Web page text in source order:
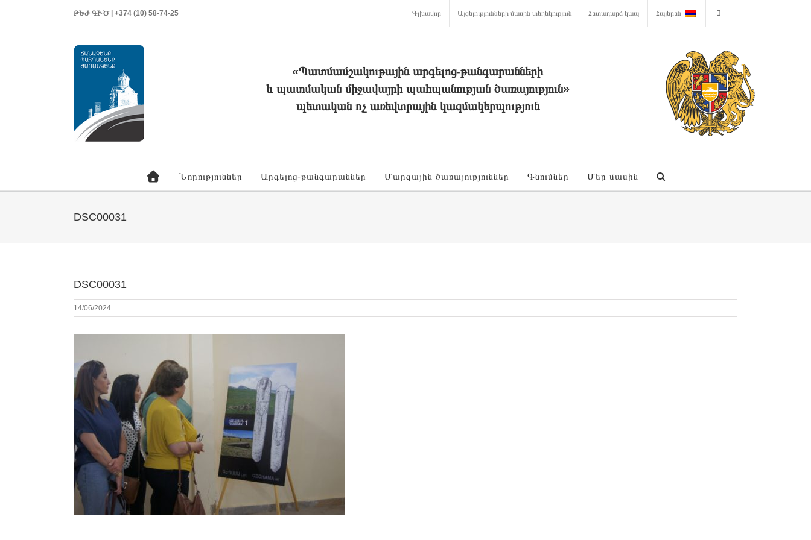
ԹԵԺ ԳԻԾ | +374 (10) 58-74-25 Գլխավոր Այցելությունների մասին տեղեկություն Հետադարձ կապ Հայերեն
«Պատմամշակութային արգելոց-թանգարանների
և պատմական միջավայրի պահպանության ծառայություն»
պետական ոչ առեվտրային կազմակերպություն
Նորություններ Արգելոց-թանգարաններ Մարզային ծառայություններ Գնումներ Մեր մասին
DSC00031
DSC00031
14/06/2024